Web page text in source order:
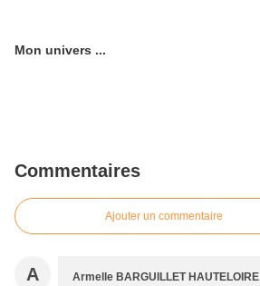
Mon univers ...
Commentaires
Ajouter un commentaire
A Armelle BARGUILLET HAUTELOIRE